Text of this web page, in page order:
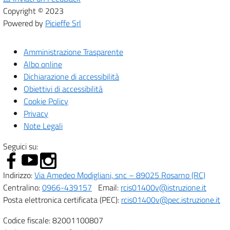
Copyright © 2023
Powered by Picieffe Srl
Amministrazione Trasparente
Albo online
Dichiarazione di accessibilità
Obiettivi di accessibilità
Cookie Policy
Privacy
Note Legali
Seguici su:
Indirizzo:Via Amedeo Modigliani, snc – 89025 Rosarno (RC)
Centralino:0966-439157 Email: rcis01400v@istruzione.it
Posta elettronica certificata (PEC): rcis01400v@pec.istruzione.it
Codice fiscale: 82001100807